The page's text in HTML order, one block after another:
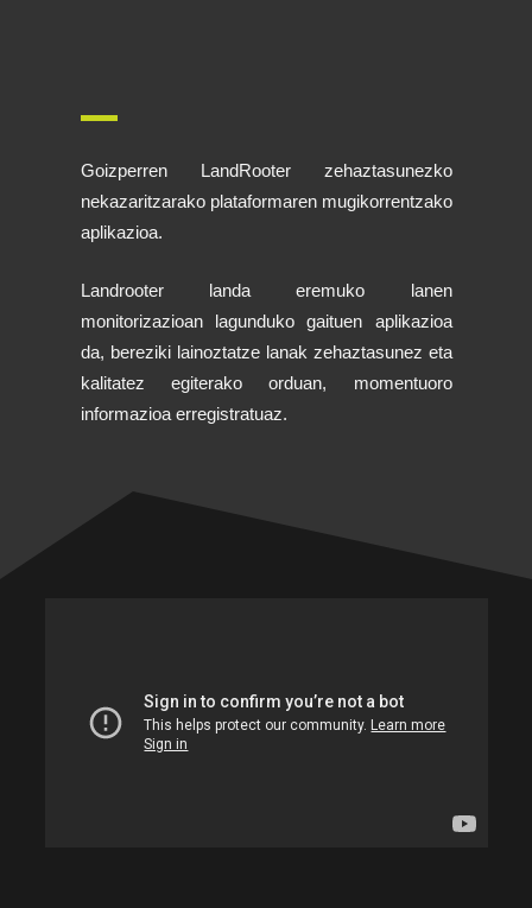
Goizperren LandRooter zehaztasunezko
nekazaritzarako plataformaren mugikorrentzako
aplikazioa.
Landrooter landa eremuko lanen
monitorizazioan lagunduko gaituen aplikazioa
da, bereziki lainoztatze lanak zehaztasunez eta
kalitatez egiterako orduan, momentuoro
informazioa erregistratuaz.